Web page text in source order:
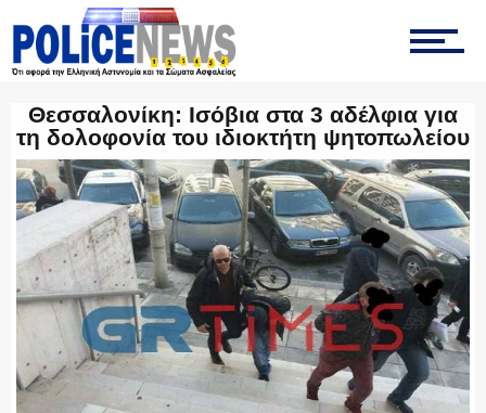
ΤΡΟΧΑΙΑ
ΟΠΚΕ
ΟΜΑΔΑ “Ζ”
Θεσσαλονίκη: Ισόβια στα 3 αδέλφια για
τη δολοφονία του ιδιοκτήτη ψητοπωλείου